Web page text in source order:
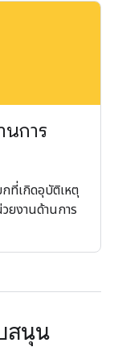
นการ
กที่เกิดอุบัติเหตุ
ยงานด้านการ
สนุน